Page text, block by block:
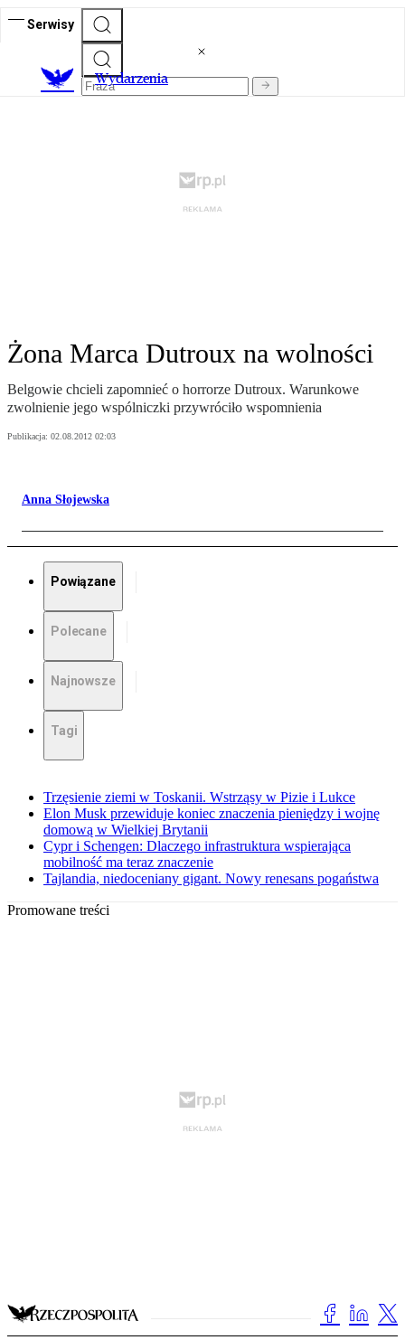
Serwisy
Wydarzenia
Żona Marca Dutroux na wolności
Belgowie chcieli zapomnieć o horrorze Dutroux. Warunkowe
zwolnienie jego wspólniczki przywróciło wspomnienia
Publikacja: 02.08.2012 02:03
Anna Słojewska
Powiązane
Polecane
Najnowsze
Tagi
Trzęsienie ziemi w Toskanii. Wstrząsy w Pizie i Lukce
Elon Musk przewiduje koniec znaczenia pieniędzy i wojnę
domową w Wielkiej Brytanii
Cypr i Schengen: Dlaczego infrastruktura wspierająca
mobilność ma teraz znaczenie
Tajlandia, niedoceniany gigant. Nowy renesans pogaństwa
Promowane treści